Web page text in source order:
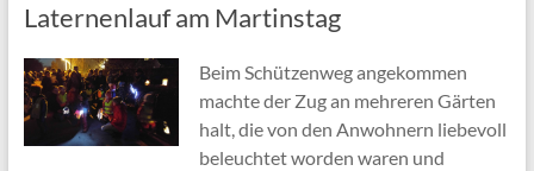
Laternenlauf am Martinstag
Beim Schützenweg angekommen
machte der Zug an mehreren Gärten
halt, die von den Anwohnern liebevoll
beleuchtet worden waren und